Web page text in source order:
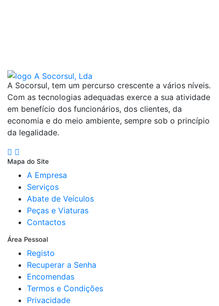
A Socorsul, tem um percurso crescente a vários níveis.
Com as tecnologias adequadas exerce a sua atividade
em benefício dos funcionários, dos clientes, da
economia e do meio ambiente, sempre sob o princípio
da legalidade.
Mapa do Site
A Empresa
Serviços
Abate de Veículos
Peças e Viaturas
Contactos
Área Pessoal
Registo
Recuperar a Senha
Encomendas
Termos e Condições
Privacidade